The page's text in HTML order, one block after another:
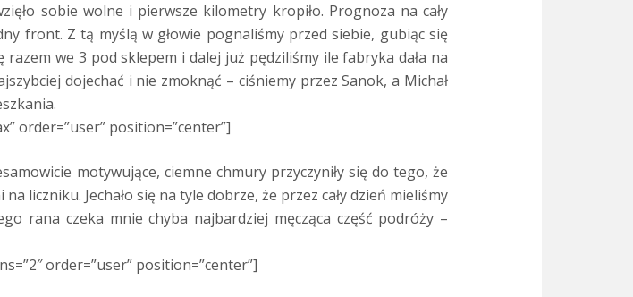
sobie wolne i pierwsze kilometry kropiło. Prognoza na cały
front. Z tą myślą w głowie pognaliśmy przed siebie, gubiąc się
we 3 pod sklepem i dalej już pędziliśmy ile fabryka dała na
dojechać i nie zmoknąć – ciśniemy przez Sanok, a Michał
order=”user” position=”center”]
motywujące, ciemne chmury przyczyniły się do tego, że
liczniku. Jechało się na tyle dobrze, że przez cały dzień mieliśmy
rana czeka mnie chyba najbardziej męcząca część podróży –
order=”user” position=”center”]